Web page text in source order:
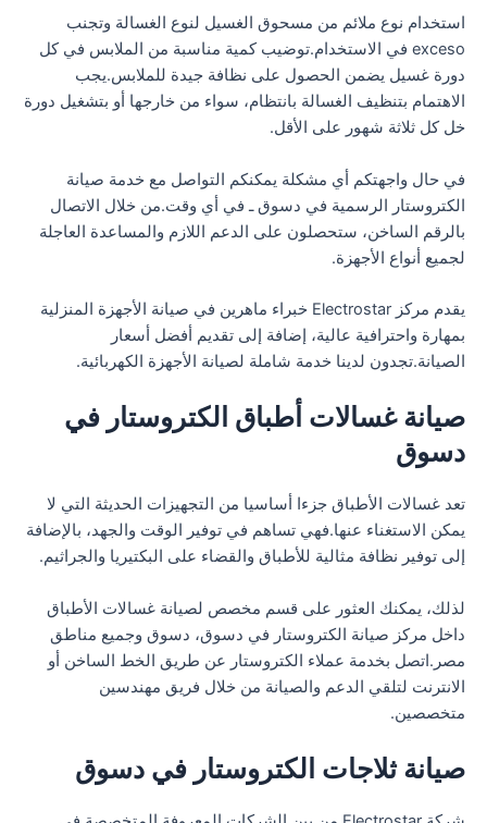
استخدام نوع ملائم من مسحوق الغسيل لنوع الغسالة وتجنب
exceso في الاستخدام.توضيب كمية مناسبة من الملابس في كل
دورة غسيل يضمن الحصول على نظافة جيدة للملابس.يجب
الاهتمام بتنظيف الغسالة بانتظام، سواء من خارجها أو بتشغيل دورة
خل كل ثلاثة شهور على الأقل.
في حال واجهتكم أي مشكلة يمكنكم التواصل مع خدمة صيانة
الكتروستار الرسمية في دسوق ـ في أي وقت.من خلال الاتصال
بالرقم الساخن، ستحصلون على الدعم اللازم والمساعدة العاجلة
لجميع أنواع الأجهزة.
يقدم مركز Electrostar خبراء ماهرين في صيانة الأجهزة المنزلية
بمهارة واحترافية عالية، إضافة إلى تقديم أفضل أسعار
الصيانة.تجدون لدينا خدمة شاملة لصيانة الأجهزة الكهربائية.
صيانة غسالات أطباق الكتروستار في
دسوق
تعد غسالات الأطباق جزءا أساسيا من التجهيزات الحديثة التي لا
يمكن الاستغناء عنها.فهي تساهم في توفير الوقت والجهد، بالإضافة
إلى توفير نظافة مثالية للأطباق والقضاء على البكتيريا والجراثيم.
لذلك، يمكنك العثور على قسم مخصص لصيانة غسالات الأطباق
داخل مركز صيانة الكتروستار في دسوق، دسوق وجميع مناطق
مصر.اتصل بخدمة عملاء الكتروستار عن طريق الخط الساخن أو
الانترنت لتلقي الدعم والصيانة من خلال فريق مهندسين
متخصصين.
صيانة ثلاجات الكتروستار في دسوق